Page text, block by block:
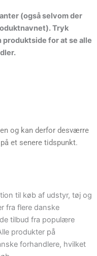
(også selvom der
Tryk
produktside for at se alle
og kan derfor desværre
et senere tidspunkt.
til køb af udstyr, tøj og
fra flere danske
tilbud fra populære
produkter på
forhandlere, hvilket